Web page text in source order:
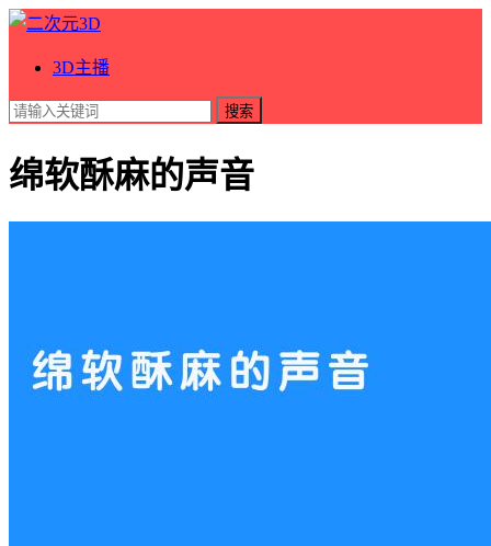
3D主播
搜索
绵软酥麻的声音